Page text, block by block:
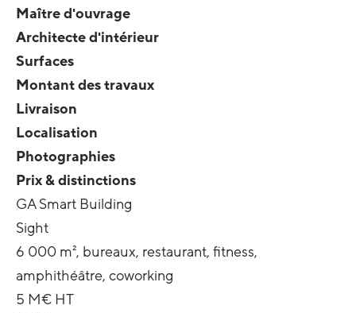
Maître d'ouvrage
Architecte d'intérieur
Surfaces
Montant des travaux
Livraison
Localisation
Photographies
Prix & distinctions
GA Smart Building
Sight
6 000 m², bureaux, restaurant, fitness,
amphithéâtre, coworking
5 M€ HT